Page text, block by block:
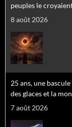
peuples le
8 août 2026
25 ans, une
des glaces et la
7 août 2026